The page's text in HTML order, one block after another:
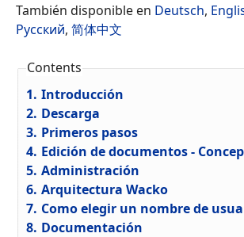
También disponible en Deutsch,
Русский, 简体中文
Contents
1. Introducción
2. Descarga
3. Primeros pasos
4. Edición de documentos -
5. Administración
6. Arquitectura Wacko
7. Como elegir un nombre de
8. Documentación